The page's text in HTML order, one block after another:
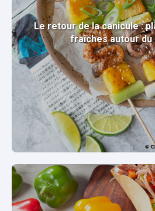
Le retour de la canicule :
fraîches autour du